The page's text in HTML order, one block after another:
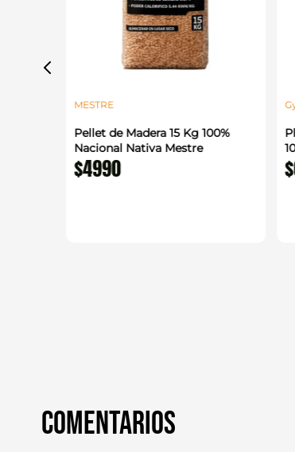
MESTRE
Pellet de Madera 15 Kg 100%
Nacional Nativa Mestre
$4990 $
Comentarios